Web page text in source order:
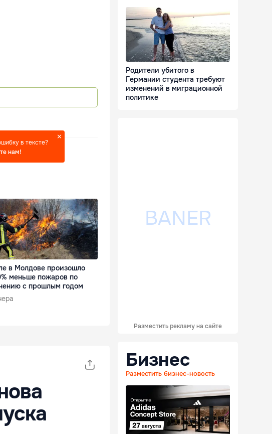
в тексте?
нам!
в Молдове произошло
меньше пожаров по
с прошлым годом
Родители убитого в
Германии студента требуют
изменений в миграционной
политике
Разместить рекламу на сайте
Бизнес
Разместить бизнес-новость